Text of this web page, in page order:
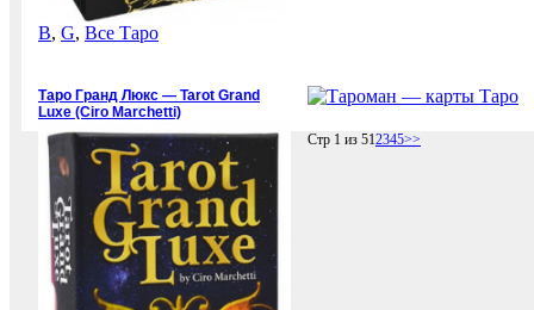
B, G, Все Таро
Таро Гранд Люкс — Tarot Grand
Luxe (Ciro Marchetti)
Стр 1 из 512345>>